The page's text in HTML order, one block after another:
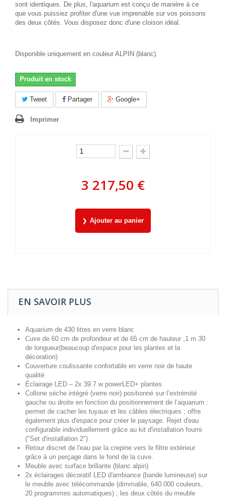
sont identiques. De plus, l'aquarium est conçu de manière à ce
que vous puissiez profiter d'une vue imprenable sur vos poissons
des deux côtés. Vous disposez donc d'une cloison idéal.
Disponible uniquement en couleur ALPIN (blanc).
Produit en stock
Tweet Partager Google+
Imprimer
3 217,50 €
Ajouter au panier
EN SAVOIR PLUS
Aquarium de 430 litres en verre blanc
Cuve de 60 cm de profondeur et de 65 cm de hauteur ,1 m 30
de longueur(beaucoup d'espace pour les plantes et la
décoration)
Couverture coulissante confortable en verre noir de haute
qualité
Éclairage LED – 2x 39.7 w powerLED+ plantes
Collone séche intégré (verre noir) positionné sur l’extrémité
gauche ou droite en fonction du positionnement de l‘aquarium :
permet de cacher les tuyaux et les câbles électriques ; offre
également plus d'espace pour créer le paysage. Rejet d'eau
configurable individuellement grâce au kit d'installation fourni
("Set d'installation 2")
Retour discret de l'eau par la crepine vers le filtre extérieur
grâce à un perçage dans le fond de la cuve.
Meuble avec surface brillante (blanc alpin)
2x éclairages décoratif LED d'ambiance (bande lumineuse) sur
le meuble avec télécommande (dimmable, 640.000 couleurs,
20 programmes automatiques) ; les deux côtés du meuble